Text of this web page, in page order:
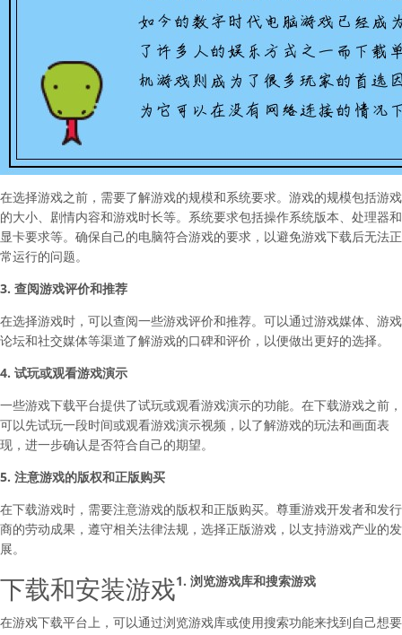
在选择游戏之前，需要了解游戏的规模和系统要求。游戏的规模包括游戏
的大小、剧情内容和游戏时长等。系统要求包括操作系统版本、处理器和
显卡要求等。确保自己的电脑符合游戏的要求，以避免游戏下载后无法正
常运行的问题。
3. 查阅游戏评价和推荐
在选择游戏时，可以查阅一些游戏评价和推荐。可以通过游戏媒体、游戏
论坛和社交媒体等渠道了解游戏的口碑和评价，以便做出更好的选择。
4. 试玩或观看游戏演示
一些游戏下载平台提供了试玩或观看游戏演示的功能。在下载游戏之前，
可以先试玩一段时间或观看游戏演示视频，以了解游戏的玩法和画面表
现，进一步确认是否符合自己的期望。
5. 注意游戏的版权和正版购买
在下载游戏时，需要注意游戏的版权和正版购买。尊重游戏开发者和发行
商的劳动成果，遵守相关法律法规，选择正版游戏，以支持游戏产业的发
展。
下载和安装游戏1. 浏览游戏库和搜索游戏
在游戏下载平台上，可以通过浏览游戏库或使用搜索功能来找到自己想要